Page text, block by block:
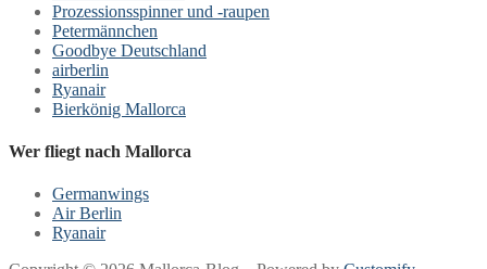
Prozessionsspinner und -raupen
Petermännchen
Goodbye Deutschland
airberlin
Ryanair
Bierkönig Mallorca
Wer fliegt nach Mallorca
Germanwings
Air Berlin
Ryanair